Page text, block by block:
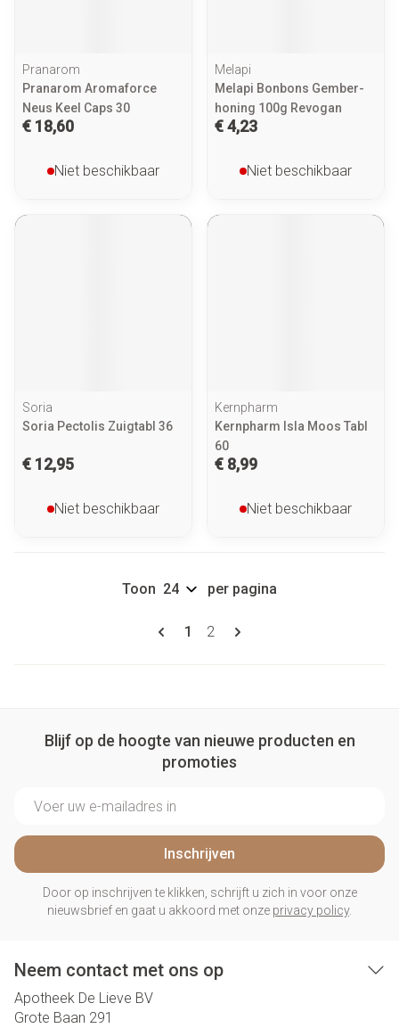
Pranarom
Pranarom Aromaforce
Neus Keel Caps 30
€ 18,60
Niet beschikbaar
Melapi
Melapi Bonbons Gember-
honing 100g Revogan
€ 4,23
Niet beschikbaar
Soria
Soria Pectolis Zuigtabl 36
€ 12,95
Niet beschikbaar
Kernpharm
Kernpharm Isla Moos Tabl
60
€ 8,99
Niet beschikbaar
Pagina's
U lees momenteel pagina
1 Pagina
2
Toon per pagina
Blijf op de hoogte van nieuwe producten en
promoties
Inschrijven
Door op inschrijven te klikken, schrijft u zich in voor onze
nieuwsbrief en gaat u akkoord met onze privacy policy.
Neem contact met ons op
Apotheek De Lieve BV
Grote Baan 291